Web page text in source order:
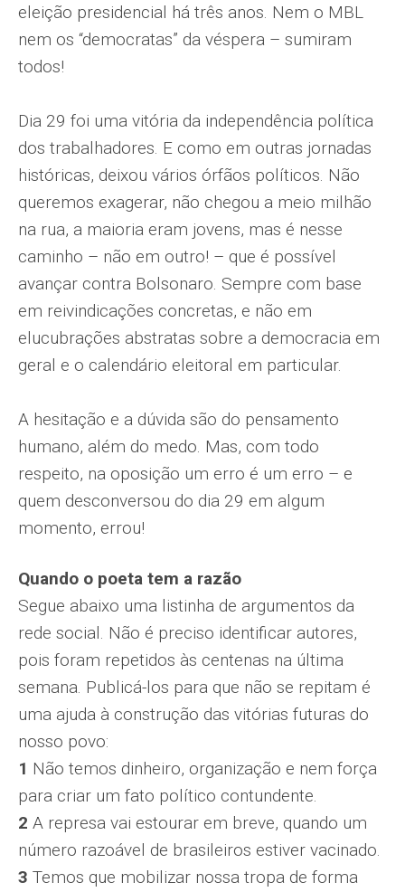
eleição presidencial há três anos. Nem o MBL
nem os “democratas” da véspera – sumiram
todos!
Dia 29 foi uma vitória da independência política
dos trabalhadores. E como em outras jornadas
históricas, deixou vários órfãos políticos. Não
queremos exagerar, não chegou a meio milhão
na rua, a maioria eram jovens, mas é nesse
caminho – não em outro! – que é possível
avançar contra Bolsonaro. Sempre com base
em reivindicações concretas, e não em
elucubrações abstratas sobre a democracia em
geral e o calendário eleitoral em particular.
A hesitação e a dúvida são do pensamento
humano, além do medo. Mas, com todo
respeito, na oposição um erro é um erro – e
quem desconversou do dia 29 em algum
momento, errou!
Quando o poeta tem a razão
Segue abaixo uma listinha de argumentos da
rede social. Não é preciso identificar autores,
pois foram repetidos às centenas na última
semana. Publicá-los para que não se repitam é
uma ajuda à construção das vitórias futuras do
nosso povo:
1 Não temos dinheiro, organização e nem força
para criar um fato político contundente.
2 A represa vai estourar em breve, quando um
número razoável de brasileiros estiver vacinado.
3 Temos que mobilizar nossa tropa de forma